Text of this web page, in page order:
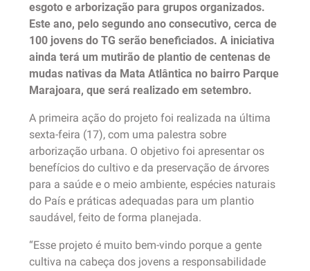
esgoto e arborização para grupos organizados.
Este ano, pelo segundo ano consecutivo, cerca de
100 jovens do TG serão beneficiados. A iniciativa
ainda terá um mutirão de plantio de centenas de
mudas nativas da Mata Atlântica no bairro Parque
Marajoara, que será realizado em setembro.
A primeira ação do projeto foi realizada na última
sexta-feira (17), com uma palestra sobre
arborização urbana. O objetivo foi apresentar os
benefícios do cultivo e da preservação de árvores
para a saúde e o meio ambiente, espécies naturais
do País e práticas adequadas para um plantio
saudável, feito de forma planejada.
“Esse projeto é muito bem-vindo porque a gente
cultiva na cabeça dos jovens a responsabilidade